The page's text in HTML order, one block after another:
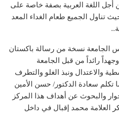
أجل اللغة العربية بصفة خاصة على
تناول الجميع طعام الغداء المعد
الجامعة نسخة من رسالة باكستان
رائداً من قبل الجامعة
والاعتدال ونبذ الغلو والتطرف
تكلم سعادة الدكتور/ حسن الأمين
والبحوث عن أهداف هذا المركز
العلامة محمد إقبال في داخل